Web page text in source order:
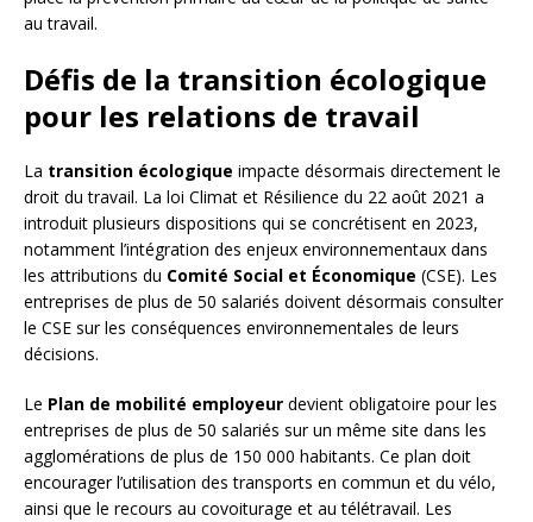
au travail.
Défis de la transition écologique
pour les relations de travail
La transition écologique impacte désormais directement le
droit du travail. La loi Climat et Résilience du 22 août 2021 a
introduit plusieurs dispositions qui se concrétisent en 2023,
notamment l’intégration des enjeux environnementaux dans
les attributions du Comité Social et Économique (CSE). Les
entreprises de plus de 50 salariés doivent désormais consulter
le CSE sur les conséquences environnementales de leurs
décisions.
Le Plan de mobilité employeur devient obligatoire pour les
entreprises de plus de 50 salariés sur un même site dans les
agglomérations de plus de 150 000 habitants. Ce plan doit
encourager l’utilisation des transports en commun et du vélo,
ainsi que le recours au covoiturage et au télétravail. Les